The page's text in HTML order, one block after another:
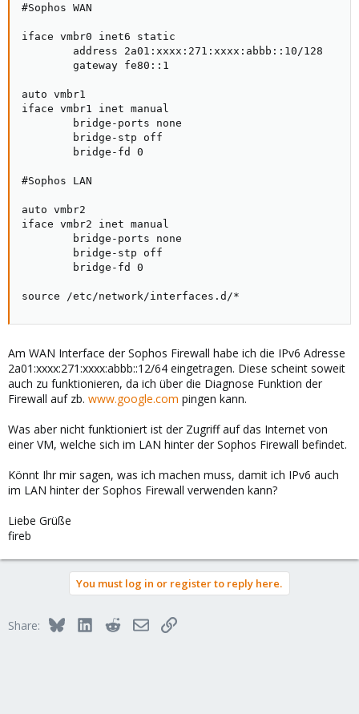
#Sophos WAN
iface vmbr0 inet6 static
        address 2a01:xxxx:271:xxxx:abbb::10/128
        gateway fe80::1
auto vmbr1
iface vmbr1 inet manual
        bridge-ports none
        bridge-stp off
        bridge-fd 0
#Sophos LAN
auto vmbr2
iface vmbr2 inet manual
        bridge-ports none
        bridge-stp off
        bridge-fd 0
source /etc/network/interfaces.d/*
Am WAN Interface der Sophos Firewall habe ich die IPv6 Adresse
2a01:xxxx:271:xxxx:abbb::12/64 eingetragen. Diese scheint soweit
auch zu funktionieren, da ich über die Diagnose Funktion der
Firewall auf zb. www.google.com pingen kann.
Was aber nicht funktioniert ist der Zugriff auf das Internet von
einer VM, welche sich im LAN hinter der Sophos Firewall befindet.
Könnt Ihr mir sagen, was ich machen muss, damit ich IPv6 auch
im LAN hinter der Sophos Firewall verwenden kann?
Liebe Grüße
fireb
You must log in or register to reply here.
Share: BlueskyLinkedInRedditEmailLink